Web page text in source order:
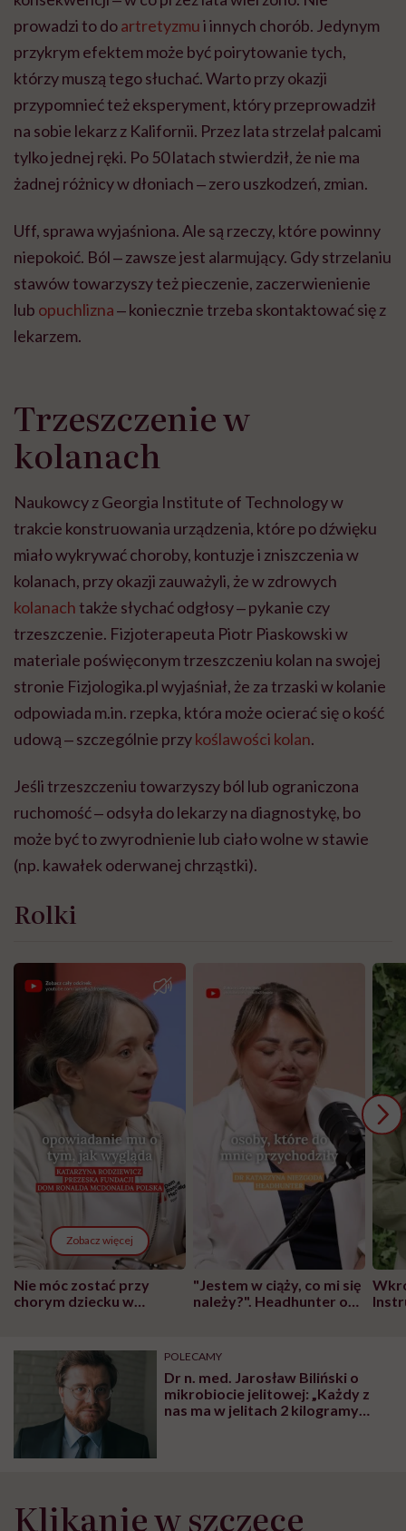
prowadzi to doartretyzmui innych chorób. Jedynym
przykrym efektem może być poirytowanie tych,
którzy muszą tego słuchać. Warto przy okazji
przypomnieć też eksperyment, który przeprowadził
na sobie lekarz z Kalifornii. Przez lata strzelał palcami
tylko jednej ręki. Po 50 latach stwierdził, że nie ma
żadnej różnicy w dłoniach ‒ zero uszkodzeń, zmian.
Uff, sprawa wyjaśniona. Ale są rzeczy, które powinny
niepokoić. Ból ‒ zawsze jest alarmujący. Gdy strzelaniu
stawów towarzyszy też pieczenie, zaczerwienienie
lub opuchlizna‒ koniecznie trzeba skontaktować się z
lekarzem.
Trzeszczenie w
kolanach
Naukowcy z Georgia Institute of Technology w
trakcie konstruowania urządzenia, które po dźwięku
miało wykrywać choroby, kontuzje i zniszczenia w
kolanach, przy okazji zauważyli, że w zdrowych
kolanachtakże słychać odgłosy ‒ pykanie czy
trzeszczenie. Fizjoterapeuta Piotr Piaskowski w
materiale poświęconym trzeszczeniu kolan na swojej
stronie Fizjologika.pl wyjaśniał, że za trzaski w kolanie
odpowiada m.in. rzepka, która może ocierać się o kość
udową ‒ szczególnie przykoślawości kolan.
Jeśli trzeszczeniu towarzyszy ból lub ograniczona
ruchomość ‒ odsyła do lekarzy na diagnostykę, bo
może być to zwyrodnienie lub ciało wolne w stawie
(np. kawałek oderwanej chrząstki).
Rolki
Zobacz więcej
Nie móc zostać przy
chorym dziecku w
może chyba tylko
głupota i brak
wyobraźni"
"Jestem w ciąży, co mi się
należy?". Headhunter o
pracy
POLECAMY
Dr n. med. Jarosław Biliński o
mikrobiocie jelitowej: „Każdy z
nas ma w jelitach 2 kilogramy
Klikanie w szczęce